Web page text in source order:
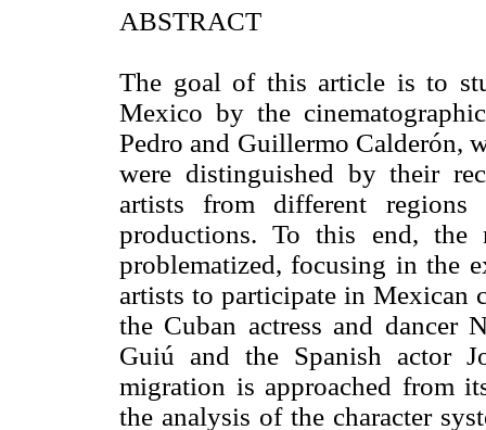
ABSTRACT
The goal of this article is to
Mexico by the
Pedro and Guillermo Calderón,
were distinguished by their
artists from different
productions. To this end,
problematized, focusing in the
artists to participate in Mexican
the Cuban actress and dancer
Guiú and the Spanish actor
migration is approached from
the analysis of the character